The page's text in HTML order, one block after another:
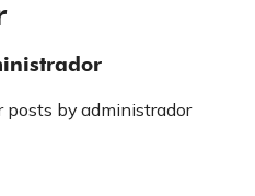
posts by administrador